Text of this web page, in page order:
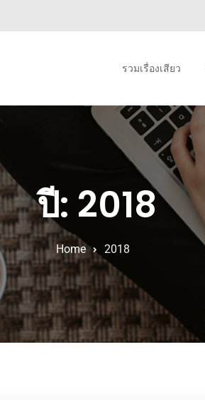
รวมเรื่องเสียว
ปี: 2018
Home 2018